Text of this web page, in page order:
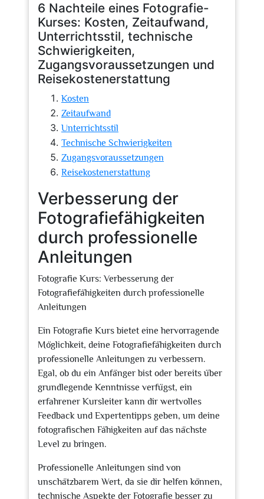
6 Nachteile eines Fotografie-
Kurses: Kosten, Zeitaufwand,
Unterrichtsstil, technische
Schwierigkeiten,
Zugangsvoraussetzungen und
Reisekostenerstattung
Kosten
Zeitaufwand
Unterrichtsstil
Technische Schwierigkeiten
Zugangsvoraussetzungen
Reisekostenerstattung
Verbesserung der
Fotografiefähigkeiten
durch professionelle
Anleitungen
Fotografie Kurs: Verbesserung der
Fotografiefähigkeiten durch professionelle
Anleitungen
Ein Fotografie Kurs bietet eine hervorragende
Möglichkeit, deine Fotografiefähigkeiten durch
professionelle Anleitungen zu verbessern.
Egal, ob du ein Anfänger bist oder bereits über
grundlegende Kenntnisse verfügst, ein
erfahrener Kursleiter kann dir wertvolles
Feedback und Expertentipps geben, um deine
fotografischen Fähigkeiten auf das nächste
Level zu bringen.
Professionelle Anleitungen sind von
unschätzbarem Wert, da sie dir helfen können,
technische Aspekte der Fotografie besser zu